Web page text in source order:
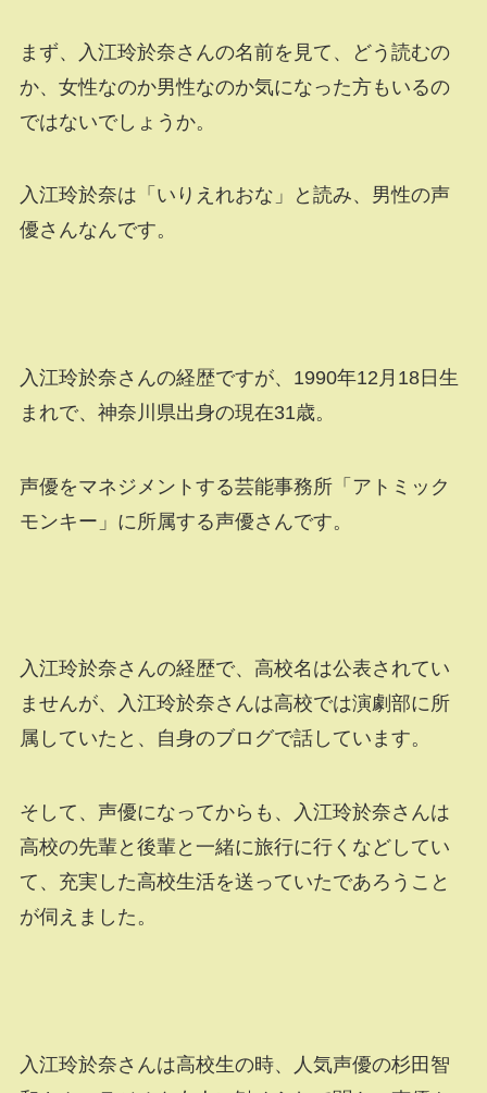
まず、入江玲於奈さんの名前を見て、どう読むの
か、女性なのか男性なのか気になった方もいるの
ではないでしょうか。
入江玲於奈は「いりえれおな」と読み、男性の声
優さんなんです。
入江玲於奈さんの経歴ですが、1990年12月18日生
まれで、神奈川県出身の現在31歳。
声優をマネジメントする芸能事務所「アトミック
モンキー」に所属する声優さんです。
入江玲於奈さんの経歴で、高校名は公表されてい
ませんが、入江玲於奈さんは高校では演劇部に所
属していたと、自身のブログで話しています。
そして、声優になってからも、入江玲於奈さんは
高校の先輩と後輩と一緒に旅行に行くなどしてい
て、充実した高校生活を送っていたであろうこと
が伺えました。
入江玲於奈さんは高校生の時、人気声優の杉田智